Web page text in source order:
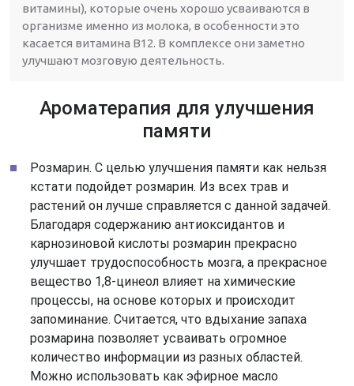
витамины), которые очень хорошо усваиваются в
организме именно из молока, в особенности это
касается витамина В12. В комплексе они заметно
улучшают мозговую деятельность.
Ароматерапия для улучшения
памяти
Розмарин. С целью улучшения памяти как нельзя
кстати подойдет розмарин. Из всех трав и
растений он лучше справляется с данной задачей.
Благодаря содержанию антиоксидантов и
карнозиновой кислоты розмарин прекрасно
улучшает трудоспособность мозга, а прекрасное
вещество 1,8-цинеол влияет на химические
процессы, на основе которых и происходит
запоминание. Считается, что вдыхание запаха
розмарина позволяет усваивать огромное
количество информации из разных областей.
Можно использовать как эфирное масло